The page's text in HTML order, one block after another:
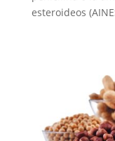
esteroideos